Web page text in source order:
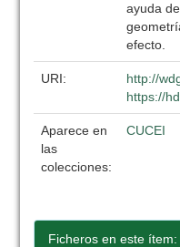
ayuda
efecto.
URI:
http://
https://
Aparece en
las
colecciones:
CUCEI
Ficheros en este ítem: